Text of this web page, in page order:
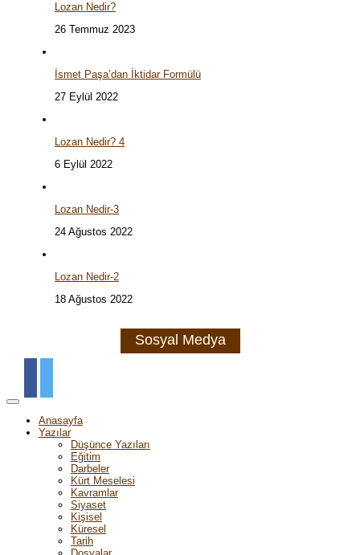
Lozan Nedir?
26 Temmuz 2023
İsmet Paşa’dan İktidar Formülü
27 Eylül 2022
Lozan Nedir? 4
6 Eylül 2022
Lozan Nedir-3
24 Ağustos 2022
Lozan Nedir-2
18 Ağustos 2022
Sosyal Medya
Anasayfa
Yazılar
Düşünce Yazıları
Eğitim
Darbeler
Kürt Meselesi
Kavramlar
Siyaset
Kişisel
Küresel
Tarih